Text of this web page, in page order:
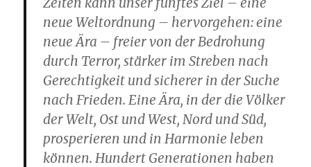
neue Weltordnung – hervorgehen: eine
neue Ära – freier von der Bedrohung
durch Terror, stärker im Streben nach
Gerechtigkeit und sicherer in der Suche
nach Frieden. Eine Ära, in der die Völker
der Welt, Ost und West, Nord und Süd,
prosperieren und in Harmonie leben
können. Hundert Generationen haben